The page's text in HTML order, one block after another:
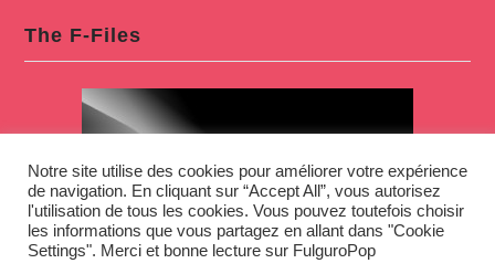
The F-Files
Notre site utilise des cookies pour améliorer votre expérience
de navigation. En cliquant sur “Accept All”, vous autorisez
l'utilisation de tous les cookies. Vous pouvez toutefois choisir
les informations que vous partagez en allant dans "Cookie
Settings". Merci et bonne lecture sur FulguroPop